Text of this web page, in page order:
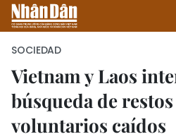
INICIO
POLÍTICA
SOCIEDAD
Vietnam y Laos
búsqueda de
voluntarios caídos